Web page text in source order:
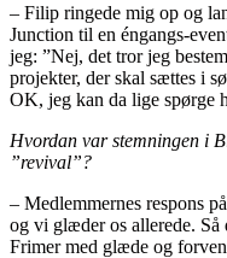
– Filip ringede mig op og
Junction til en éngangs-
jeg: ”Nej, det tror jeg
projekter, der skal sættes i
OK, jeg kan da lige spørge
Hvordan var stemningen i
”revival”?
– Medlemmernes respons
og vi glæder os allerede.
Frimer med glæde og